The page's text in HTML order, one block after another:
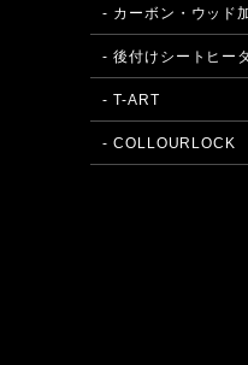
- カーボン・ウッド
- 後付けシートヒー
- T-ART
- COLLOURLOCK